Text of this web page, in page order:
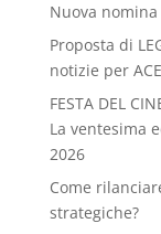
Nuova
Proposta di
notizie per
FESTA DEL
La ventesima
2026
Come
strategiche?